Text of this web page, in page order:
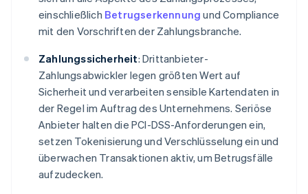
einschließlich Betrugserkennung und Compliance
mit den Vorschriften der Zahlungsbranche.
Zahlungssicherheit: Drittanbieter-
Zahlungsabwickler legen größten Wert auf
Sicherheit und verarbeiten sensible Kartendaten in
der Regel im Auftrag des Unternehmens. Seriöse
Anbieter halten die PCI-DSS-Anforderungen ein,
setzen Tokenisierung und Verschlüsselung ein und
überwachen Transaktionen aktiv, um Betrugsfälle
aufzudecken.